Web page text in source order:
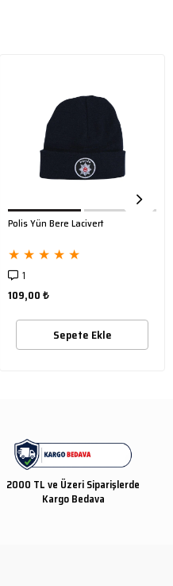
Polis Yün Bere Lacivert
★ ★ ★ ★ ★
1
109,00 ₺
Sepete Ekle
2000 TL ve Üzeri Siparişlerde
Kargo Bedava